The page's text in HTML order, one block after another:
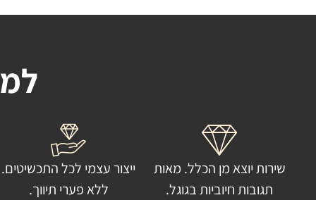
שירות יוצא מן הכלל. מאות
תגובות חיוביות בגוגל.
ייצור עצמי לכל התכשיטים.
ללא פערי תיווך.